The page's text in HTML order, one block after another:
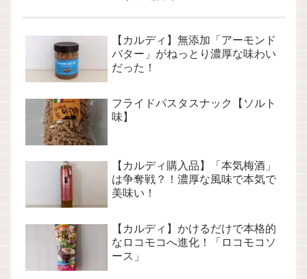
【カルディ】無添加「アーモンド
バター」がねっとり濃厚な味わい
だった！
フライドパスタスナック【ソルト
味】
【カルディ購入品】「本気梅酒」
は争奪戦？！濃厚な風味で本気で
美味い！
【カルディ】かけるだけで本格的
なロコモコへ進化！「ロコモコソ
ース」